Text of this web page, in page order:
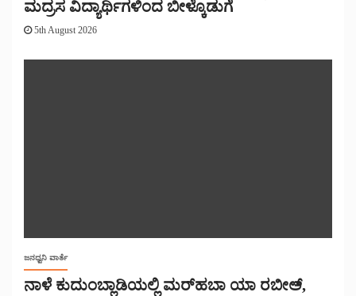
ಮದ್ರಸ ವಿದ್ಯಾರ್ಥಿಗಳಿಂದ ಬೀಳ್ಕೊಡುಗೆ
5th August 2026
ಜನಧ್ವನಿ ವಾರ್ತೆ
ನಾಳೆ ಕುದುಂಬ್ಲಾಡಿಯಲ್ಲಿ ಮರ್‌‌ಹಬಾ ಯಾ ರಬೀಅ್,